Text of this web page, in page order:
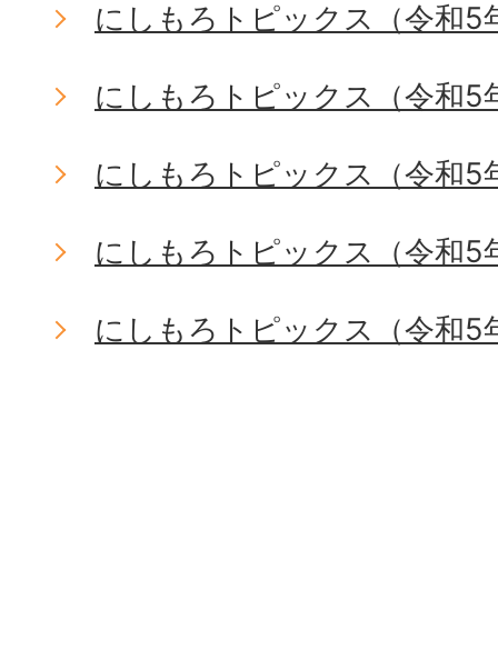
にしもろトピックス（令和5
にしもろトピックス（令和5
にしもろトピックス（令和5
にしもろトピックス（令和5
にしもろトピックス（令和5